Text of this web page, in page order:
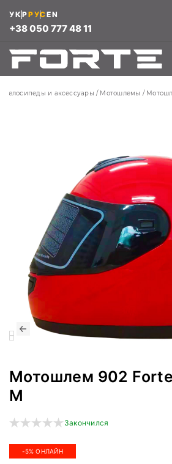
+38 050 777 48 11
УКРРУСEN
Велосипеды и аксессуары Мотошлемы
Мотошлем 902
M
Закончился
-5% ОНЛАЙН